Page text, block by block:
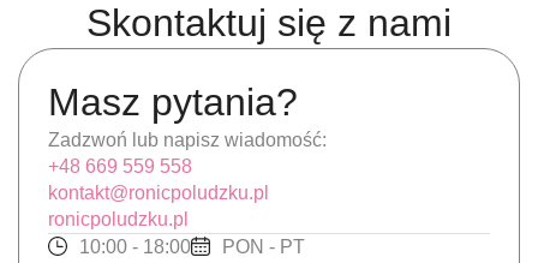
Skontaktuj się z nami
Masz pytania?
Zadzwoń lub napisz wiadomość:
+48 669 559 558
kontakt@ronicpoludzku.pl
ronicpoludzku.pl
10:00 - 18:00
PON - PT